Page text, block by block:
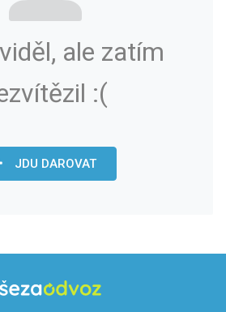
ale zatím
:(
JDU DAROVAT